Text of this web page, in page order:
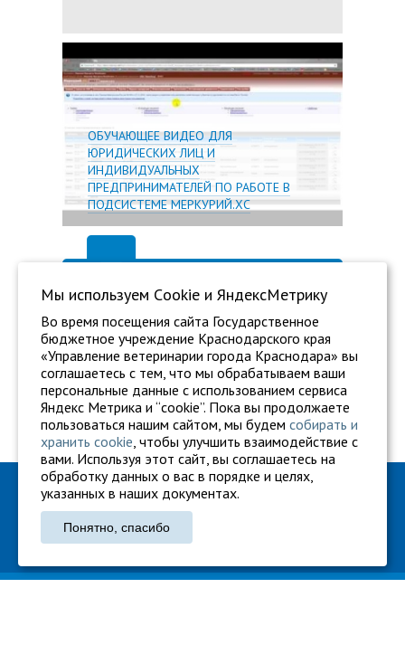
ОБУЧАЮЩЕЕ ВИДЕО ДЛЯ
ЮРИДИЧЕСКИХ ЛИЦ И
ИНДИВИДУАЛЬНЫХ
ПРЕДПРИНИМАТЕЛЕЙ ПО РАБОТЕ В
ПОДСИСТЕМЕ МЕРКУРИЙ.ХС
ГБУ "Ветуправление города Краснодара"
Адрес: г. Краснодар, ул. Карасунская, 110
Тел.: +7 861 260-27-94
Мы используем Сookie и ЯндексМетрику
Во время посещения сайта Государственное
бюджетное учреждение Краснодарского края
«Управление ветеринарии города Краснодара» вы
соглашаетесь с тем, что мы обрабатываем ваши
персональные данные с использованием сервиса
Яндекс Метрика и “cookie”. Пока вы продолжаете
пользоваться нашим сайтом, мы будем собирать и
хранить cookie, чтобы улучшить взаимодействие с
вами. Используя этот сайт, вы соглашаетесь на
обработку данных о вас в порядке и целях,
указанных в наших документах.
Понятно, спасибо